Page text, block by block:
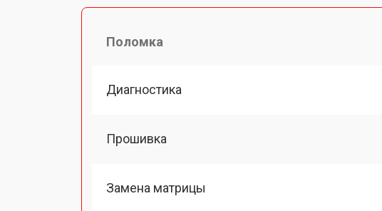
Поломка
Диагностика
Прошивка
Замена матрицы